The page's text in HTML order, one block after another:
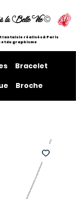
Belle Vie©
fantaisie réalisés à Paris
du graphisme
Bracelet
Broche